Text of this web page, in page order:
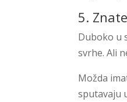
5.
Duboko u
svrhe. Ali
Možda
sputavaju